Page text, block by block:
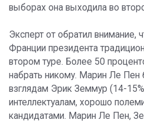
выборах она выходила во
Эксперт от обратил внимание,
Франции президента
втором туре. Более 50
набрать никому. Марин Ле Пен
взглядам Эрик Земмур (14-
интеллектуалам, хорошо
кандидатами. Марин Ле Пен,